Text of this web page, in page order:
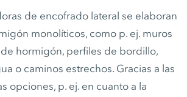
de encofrado lateral se elaboran
monolíticos, como p. ej. muros
hormigón, perfiles de bordillo,
o caminos estrechos. Gracias a las
opciones, p. ej. en cuanto a la